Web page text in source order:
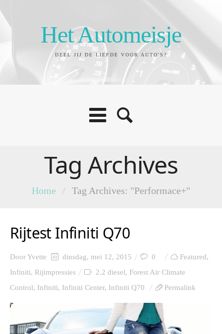
Het Automeisje
DEEL JIJ DE LIEFDE VOOR AUTO'S?
Tag Archives
Home / Tag Archives: "Performace+"
Rijtest Infiniti Q70
DoorYvette dinsdag, mei 12, 2015 0 Featured,
Infiniti, Rijimpressies 2.2 diesel, Forest Air Climate
Control, Infiniti, Infiniti Center, Infiniti Q70 Permalink